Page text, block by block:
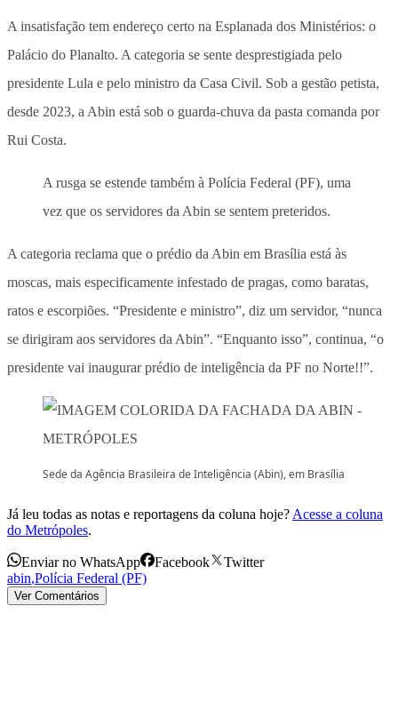
A insatisfação tem endereço certo na Esplanada dos Ministérios: o
Palácio do Planalto. A categoria se sente desprestigiada pelo
presidente Lula e pelo ministro da Casa Civil. Sob a gestão petista,
desde 2023, a Abin está sob o guarda-chuva da pasta comanda por
Rui Costa.
A rusga se estende também à Polícia Federal (PF), uma
vez que os servidores da Abin se sentem preteridos.
A categoria reclama que o prédio da Abin em Brasília está às
moscas, mais especificamente infestado de pragas, como baratas,
ratos e escorpiões. “Presidente e ministro”, diz um servidor, “nunca
se dirigiram aos servidores da Abin”. “Enquanto isso”, continua, “o
presidente vai inaugurar prédio de inteligência da PF no Norte!!”.
Sede da Agência Brasileira de Inteligência (Abin), em Brasília
Já leu todas as notas e reportagens da coluna hoje? Acesse a coluna
do Metrópoles.
Enviar no WhatsApp Facebook
Twitter
abin,Polícia Federal (PF)
Ver Comentários